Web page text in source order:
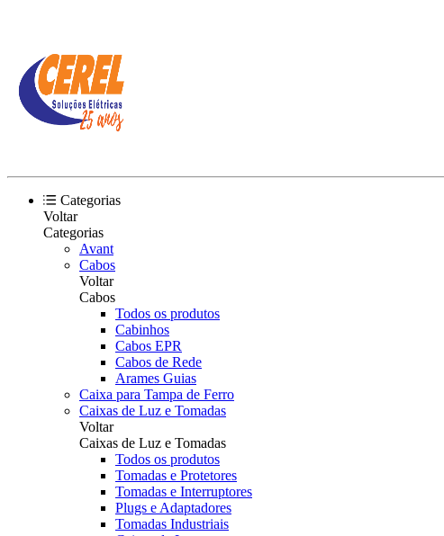
Categorias
Voltar
Categorias
Avant
Cabos
Voltar
Cabos
Todos os produtos
Cabinhos
Cabos EPR
Cabos de Rede
Arames Guias
Caixa para Tampa de Ferro
Caixas de Luz e Tomadas
Voltar
Caixas de Luz e Tomadas
Todos os produtos
Tomadas e Protetores
Tomadas e Interruptores
Plugs e Adaptadores
Tomadas Industriais